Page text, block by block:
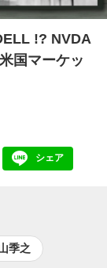
!? NVDA
国マーケッ
LINE
シェア
季之